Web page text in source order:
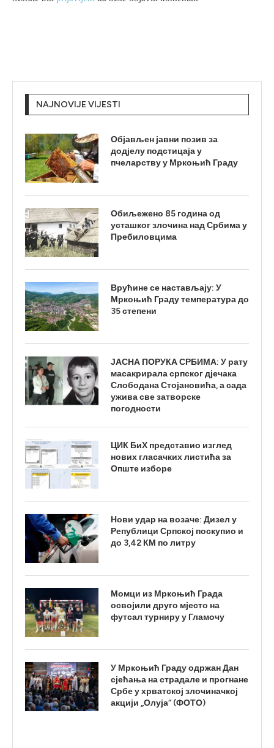
NAJNOVIJE VIJESTI
Објављен јавни позив за
додјелу подстицаја у
пчеларству у Мркоњић Граду
Обиљежено 85 година од
усташког злочина над Србима у
Пребиловцима
Врућине се настављају: У
Мркоњић Граду температура до
35 степени
ЈАСНА ПОРУКА СРБИМА: У рату
масакрирала српског дјечака
Слободана Стојановића, а сада
ужива све затворске
погодности
ЦИК БиХ представио изглед
нових гласачких листића за
Опште изборе
Нови удар на возаче: Дизел у
Републици Српској поскупио и
до 3,42 КМ по литру
Момци из Мркоњић Града
освојили друго мјесто на
футсал турниру у Гламочу
У Мркоњић Граду одржан Дан
сјећања на страдале и прогнане
Србе у хрватској злочиначкој
акцији „Олуја“ (ФОТО)